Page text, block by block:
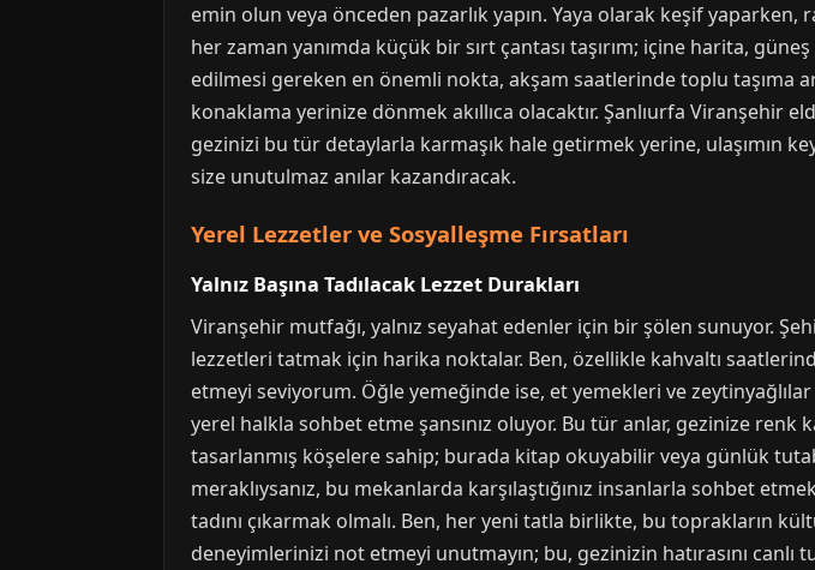
emin olun veya önceden pazarlık yapın. Yaya olarak keşif yaparken,
her zaman yanımda küçük bir sırt çantası taşırım; içine harita,
edilmesi gereken en önemli nokta, akşam saatlerinde toplu taşıma
konaklama yerinize dönmek akıllıca olacaktır. Şanlıurfa
gezinizi bu tür detaylarla karmaşık hale getirmek yerine, ulaşımın
size unutulmaz anılar kazandıracak.
Yerel Lezzetler ve Sosyalleşme Fırsatları
Yalnız Başına Tadılacak Lezzet Durakları
Viranşehir mutfağı, yalnız seyahat edenler için bir şölen sunuyor.
lezzetleri tatmak için harika noktalar. Ben, özellikle kahvaltı
etmeyi seviyorum. Öğle yemeğinde ise, et yemekleri ve zeytinyağlılar
yerel halkla sohbet etme şansınız oluyor. Bu tür anlar, gezinize renk
tasarlanmış köşelere sahip; burada kitap okuyabilir veya günlük
meraklıysanız, bu mekanlarda karşılaştığınız insanlarla sohbet
tadını çıkarmak olmalı. Ben, her yeni tatla birlikte, bu toprakların
deneyimlerinizi not etmeyi unutmayın; bu, gezinizin hatırasını canlı